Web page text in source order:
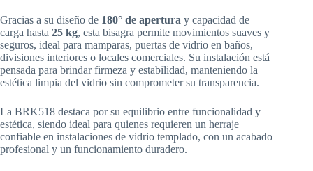
Gracias a su diseño de 180° de apertura y capacidad de
carga hasta 25 kg, esta bisagra permite movimientos suaves y
seguros, ideal para mamparas, puertas de vidrio en baños,
divisiones interiores o locales comerciales. Su instalación está
pensada para brindar firmeza y estabilidad, manteniendo la
estética limpia del vidrio sin comprometer su transparencia.
La BRK518 destaca por su equilibrio entre funcionalidad y
estética, siendo ideal para quienes requieren un herraje
confiable en instalaciones de vidrio templado, con un acabado
profesional y un funcionamiento duradero.